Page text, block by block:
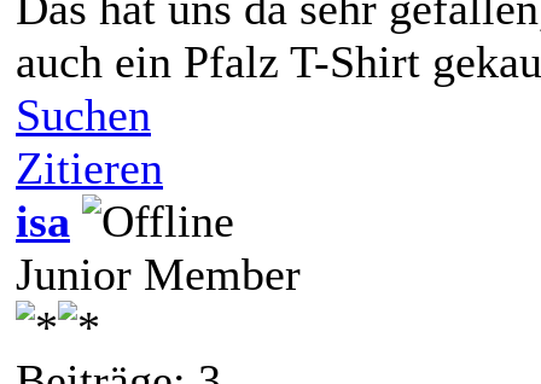
auch ein Pfalz T-Shirt
Suchen
Zitieren
isa
Junior Member